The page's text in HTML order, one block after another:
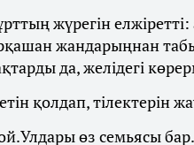
жүрегін
жандарыңнан
да, желідегі
қолдап, тілектерін
өз семьясы